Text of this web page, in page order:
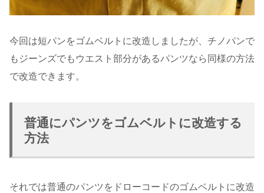
今回は短パンをゴムベルトに改造しましたが、チノパンで
もジーンズでもウエスト部分があるパンツなら同様の方法
で改造できます。
普通にパンツをゴムベルトに改造する
方法
それでは普通のパンツをドローコードのゴムベルトに改造